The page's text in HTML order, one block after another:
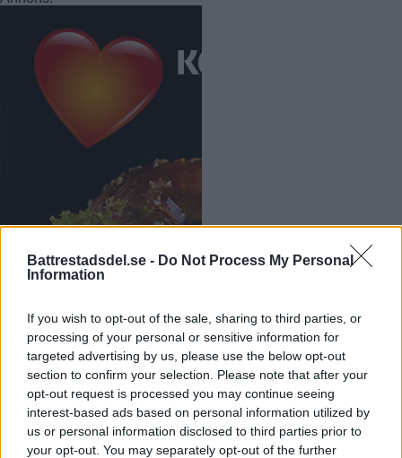
Battrestadsdel.se - Do Not Process My Personal
Information
If you wish to opt-out of the sale, sharing to third parties, or
processing of your personal or sensitive information for
targeted advertising by us, please use the below opt-out
section to confirm your selection. Please note that after your
opt-out request is processed you may continue seeing
interest-based ads based on personal information utilized by
us or personal information disclosed to third parties prior to
your opt-out. You may separately opt-out of the further